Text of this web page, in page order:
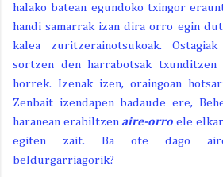
halako batean egundoko txingor
handi samarrak izan dira orro egin
kalea zuritzerainotsukoak.
sortzen den harrabotsak txunditzen
horrek. Izenak izen, oraingoan
Zenbait izendapen badaude ere,
haranean erabiltzenaire-orro ele
egiten zait. Ba ote dago
beldurgarriagorik?